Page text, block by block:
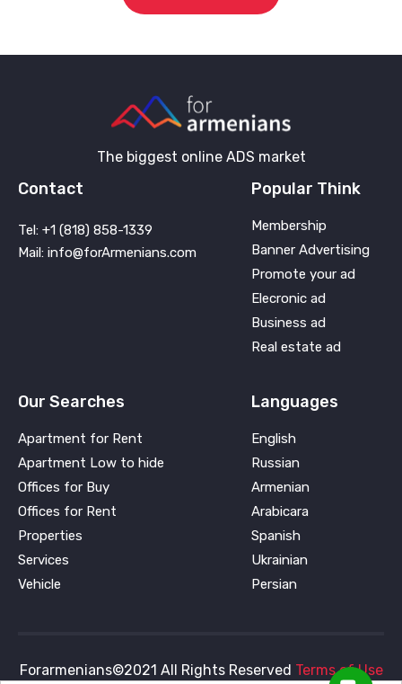
The biggest online ADS market
Contact
Tel: +1 (818) 858-1339
Mail: info@forArmenians.com
Popular Think
Membership
Banner Advertising
Promote your ad
Elecronic ad
Business ad
Real estate ad
Our Searches
Apartment for Rent
Apartment Low to hide
Offices for Buy
Offices for Rent
Properties
Services
Vehicle
Languages
English
Russian
Armenian
Arabicara
Spanish
Ukrainian
Persian
Forarmenians©2021 All Rights Reserved Terms of Use